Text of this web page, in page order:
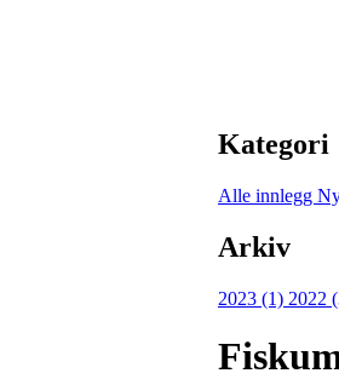
Kategori
Alle innlegg
Arkiv
2023 (1) 2022